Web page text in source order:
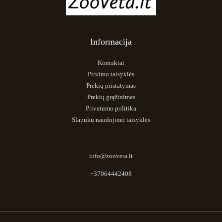
Informacija
Kontaktai
Pirkimo taisyklės
Prekių pristatymas
Prekių grąžinimas
Privatumo politika
Slapukų naudojimo taisyklės
info@zooveta.lt
+37064442408